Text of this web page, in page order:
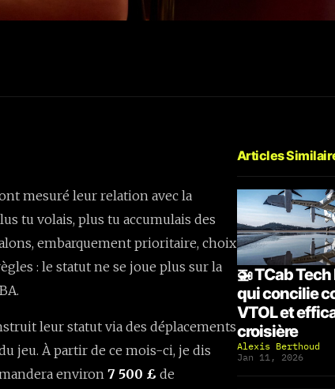
mesuré leur relation avec la
tu volais, plus tu accumulais des
embarquement prioritaire, choix
: le statut ne se joue plus sur la
leur statut via des déplacements
jeu. À partir de ce mois-ci, je dis
environ7 500 £ de
Articles
🚁 TCab Tech
qui concilie
VTOL et
croisière
Alexis Berthoud
Jan 11, 2026